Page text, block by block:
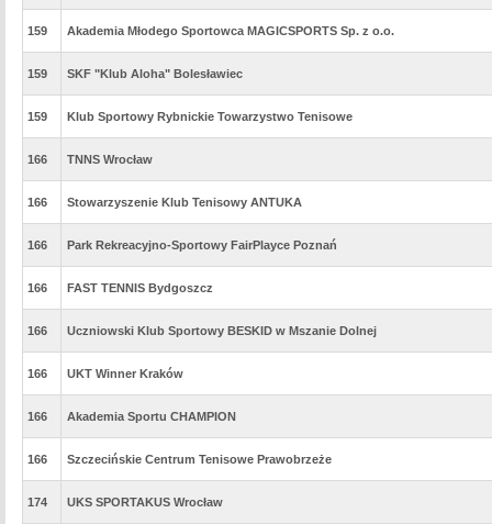
159 Akademia Młodego Sportowca MAGICSPORTS Sp. z o.o.
159 SKF "Klub Aloha" Bolesławiec
159 Klub Sportowy Rybnickie Towarzystwo Tenisowe
166 TNNS Wrocław
166 Stowarzyszenie Klub Tenisowy ANTUKA
166 Park Rekreacyjno-Sportowy FairPlayce Poznań
166 FAST TENNIS Bydgoszcz
166 Uczniowski Klub Sportowy BESKID w Mszanie Dolnej
166 UKT Winner Kraków
166 Akademia Sportu CHAMPION
166 Szczecińskie Centrum Tenisowe Prawobrzeże
174 UKS SPORTAKUS Wrocław